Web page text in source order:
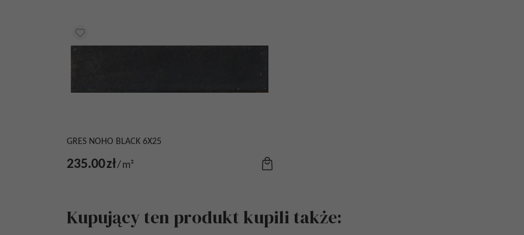
GRES NOHO BLACK 6X25
235.00zł/m²
Kupujący ten produkt kupili także: